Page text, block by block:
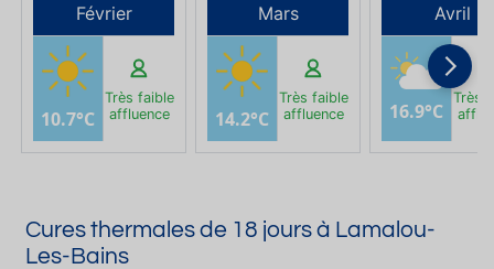
Février
10.7°C
Très faible
affluence
Mars
14.2°C
Très faible
affluence
Avril
16.9°C
Très
Cures thermales de 18 jours à Lamalou-
Les-Bains